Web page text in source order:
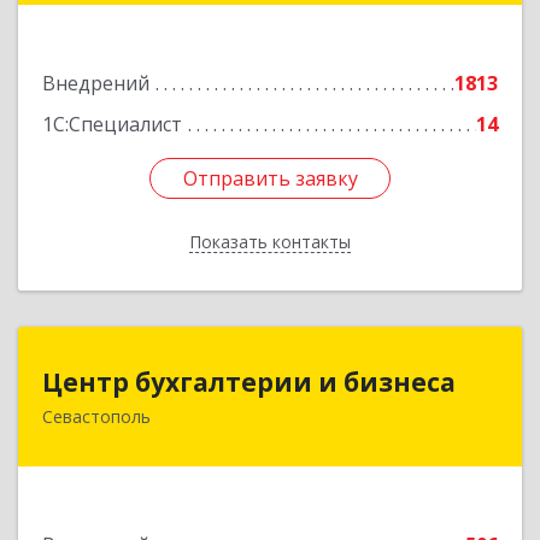
Внедрений
1813
1С:Специалист
14
Отправить заявку
Показать контакты
Отправить заявку
Назад
Центр бухгалтерии и бизнеса
Севастополь
Центр бухгалтерии и бизнеса
299026, Севастополь г, Качинский туп, дом №